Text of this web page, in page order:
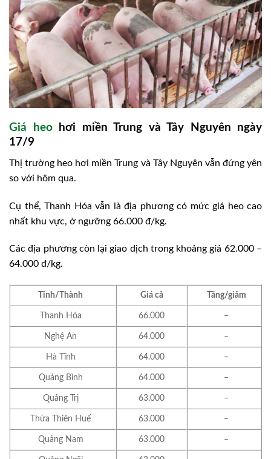
Giá heohơi miền Trung và Tây Nguyên ngày
17/9
Thị trường heo hơi miền Trung và Tây Nguyên vẫn đứng yên
so với hôm qua.
Cụ thể, Thanh Hóa vẫn là địa phương có mức giá heo cao
nhất khu vực, ở ngưỡng 66.000 đ/kg.
Các địa phương còn lại giao dịch trong khoảng giá 62.000 –
64.000 đ/kg.
Tỉnh/Thành Giá cả Tăng/giảm
Thanh Hóa 66.000 –
Nghệ An 64.000 –
Hà Tĩnh 64.000 –
Quảng Bình 64.000 –
Quảng Trị 63.000 –
Thừa Thiên Huế 63.000 –
Quảng Nam 63.000 –